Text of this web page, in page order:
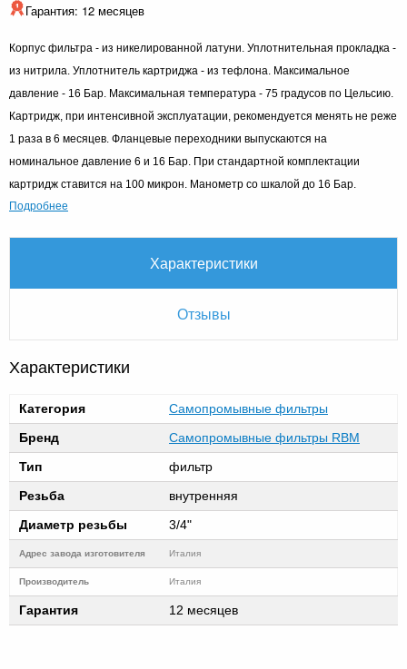
Гарантия: 12 месяцев
Корпус фильтра - из никелированной латуни. Уплотнительная прокладка -
из нитрила. Уплотнитель картриджа - из тефлона. Максимальное
давление - 16 Бар. Максимальная температура - 75 градусов по Цельсию.
Картридж, при интенсивной эксплуатации, рекомендуется менять не реже
1 раза в 6 месяцев. Фланцевые переходники выпускаются на
номинальное давление 6 и 16 Бар. При стандартной комплектации
картридж ставится на 100 микрон. Манометр со шкалой до 16 Бар.
Подробнее
Характеристики
Отзывы
Характеристики
Категория
Самопромывные фильтры
Бренд
Самопромывные фильтры RBM
Тип
фильтр
Резьба
внутренняя
Диаметр резьбы
3/4"
Адрес завода изготовителя Италия
Производитель Италия
Гарантия 12 месяцев